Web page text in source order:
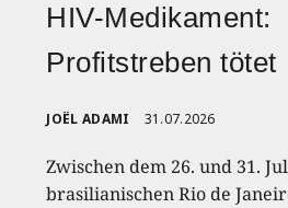
HIV-Medikament:
Profitstreben tötet
JOËL ADAMI 31.07.2026
Zwischen dem 26. und 31.
brasilianischen Rio de